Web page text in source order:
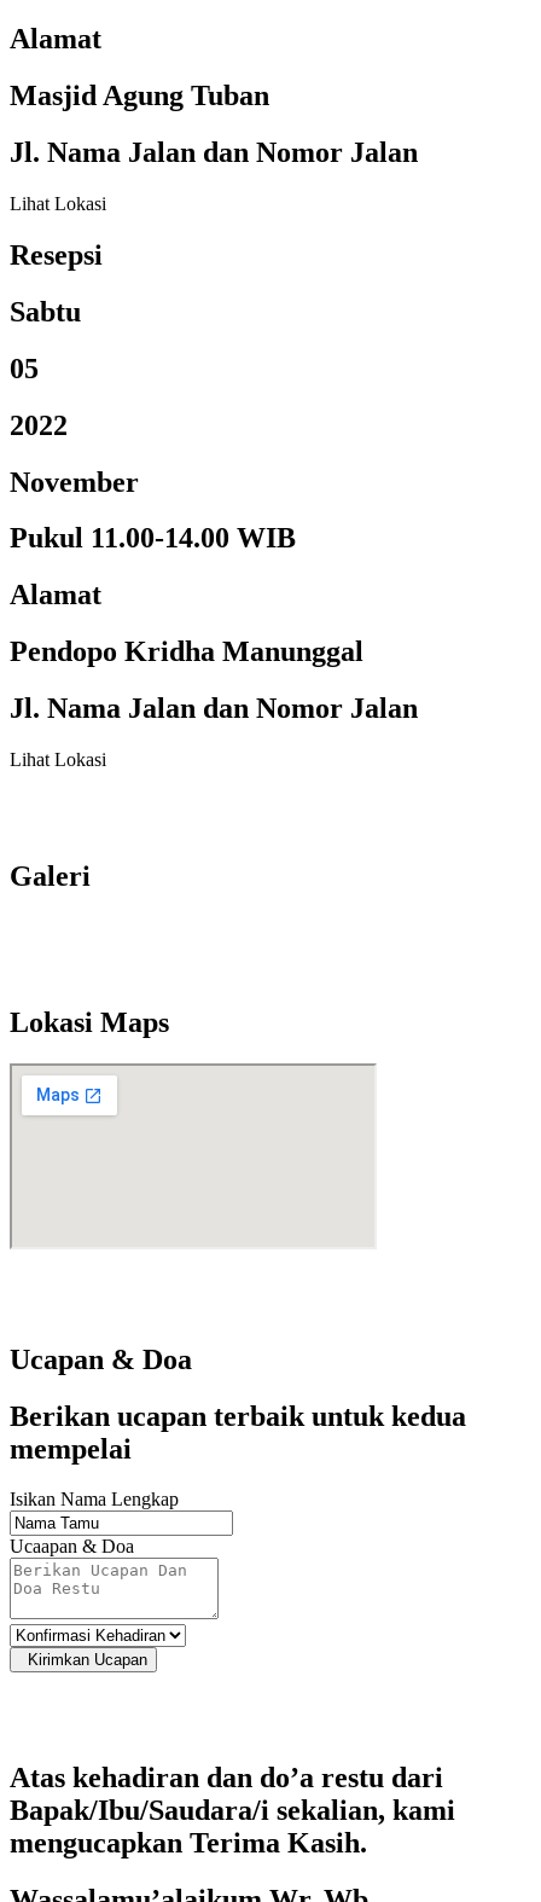
Alamat
Masjid Agung Tuban
Jl. Nama Jalan dan Nomor Jalan
Lihat Lokasi
Resepsi
Sabtu
05
2022
November
Pukul 11.00-14.00 WIB
Alamat
Pendopo Kridha Manunggal
Jl. Nama Jalan dan Nomor Jalan
Lihat Lokasi
Galeri
Lokasi Maps
Ucapan & Doa
Berikan ucapan terbaik untuk kedua
mempelai
Isikan Nama Lengkap
Ucaapan & Doa
Kirimkan Ucapan
Atas kehadiran dan do’a restu dari
Bapak/Ibu/Saudara/i sekalian, kami
mengucapkan Terima Kasih.